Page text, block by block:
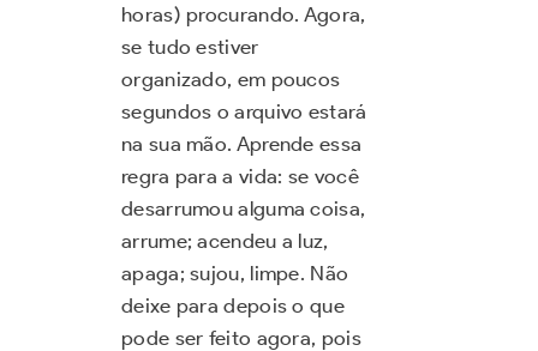
horas) procurando. Agora,
se tudo estiver
organizado, em poucos
segundos o arquivo estará
na sua mão. Aprende essa
regra para a vida: se você
desarrumou alguma coisa,
arrume; acendeu a luz,
apaga; sujou, limpe. Não
deixe para depois o que
pode ser feito agora, pois